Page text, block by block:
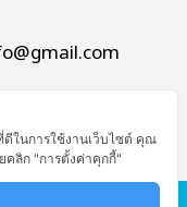
Holiday
ดีในการใช้งานเว็บไซต์ คุณ
คลิก "การตั้งค่าคุกกี้"